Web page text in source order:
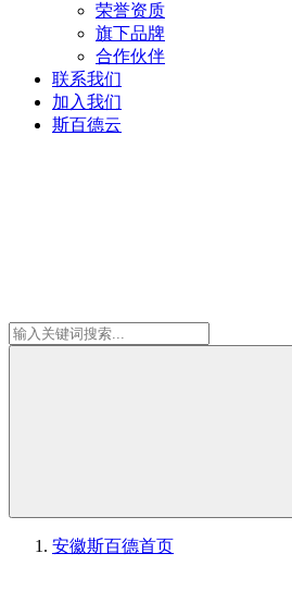
荣誉资质
旗下品牌
合作伙伴
联系我们
加入我们
斯百德云
安徽斯百德首页